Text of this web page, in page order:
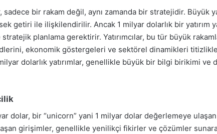
sadece bir rakam değil, aynı zamanda bir stratejidir. Büyük
getiri ile ilişkilendirilir. Ancak 1 milyar dolarlık bir yatırım
planlama gerektirir. Yatırımcılar, bu tür büyük
ekonomik göstergeleri ve sektörel dinamikleri titizlikle
dolarlık yatırımlar, genellikle büyük bir bilgi birikimi ve
dolar, bir “unicorn” yani 1 milyar dolar değerlemeye
girişimler, genellikle yenilikçi fikirler ve çözümler